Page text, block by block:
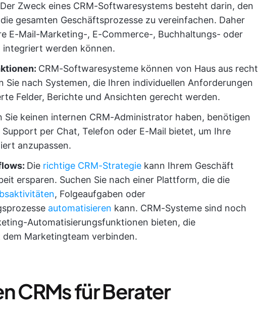
Zweck eines CRM-Softwaresystems besteht darin, den
gesamten Geschäftsprozesse zu vereinfachen. Daher
E-Mail-Marketing-, E-Commerce-, Buchhaltungs- oder
integriert werden können.
CRM-Softwaresysteme können von Haus aus recht
Sie nach Systemen, die Ihren individuellen Anforderungen
Felder, Berichte und Ansichten gerecht werden.
Sie keinen internen CRM-Administrator haben, benötigen
per Chat, Telefon oder E-Mail bietet, um Ihre
anzupassen.
Die richtige CRM-Strategie kann Ihrem Geschäft
ersparen. Suchen Sie nach einer Plattform, die die
, Folgeaufgaben oder
automatisieren kann. CRM-Systeme sind noch
Automatisierungsfunktionen bieten, die
Marketingteam verbinden.
CRMs für Berater